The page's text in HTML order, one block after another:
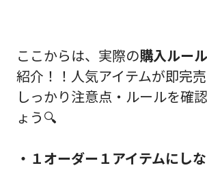
ここからは、実際の購入ルー
紹介！！人気アイテムが即完
しっかり注意点・ルールを確
ょう🔍
・１オーダー１アイテムにし